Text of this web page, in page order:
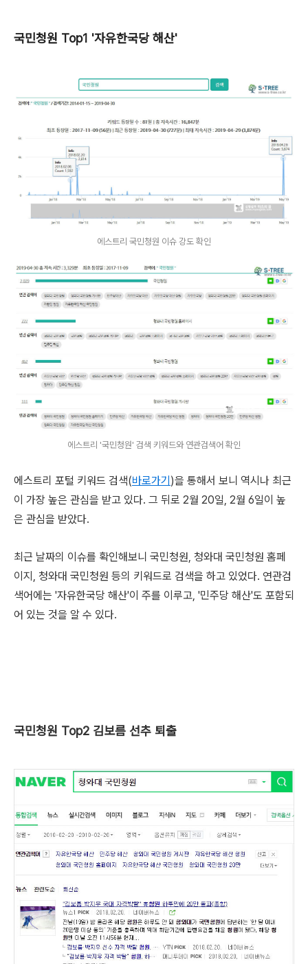
국민청원 Top1 '자유한국당 해산'
에스트리 국민청원 이슈 강도 확인
에스트리 '국민청원' 검색 키워드와 연관검색어 확인
에스트리 포털 키워드 검색(바로가기)을 통해서 보니 역시나 최근
이 가장 높은 관심을 받고 있다. 그 뒤로 2월 20일, 2월 6일이 높
은 관심을 받았다.
최근 날짜의 이슈를 확인해보니 국민청원, 청와대 국민청원 홈페
이지, 청와대 국민청원 등의 키워드로 검색을 하고 있었다. 연관검
색어에는 '자유한국당 해산'이 주를 이루고, '민주당 해산'도 포함되
어 있는 것을 알 수 있다.
국민청원 Top2 김보름 선추 퇴출